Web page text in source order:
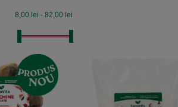
8,00 lei - 82,00 lei